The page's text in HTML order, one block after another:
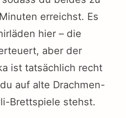
erreichst. Es
hier – die
aber der
ist tatsächlich recht
auf alte Drachmen-
Brettspiele stehst.